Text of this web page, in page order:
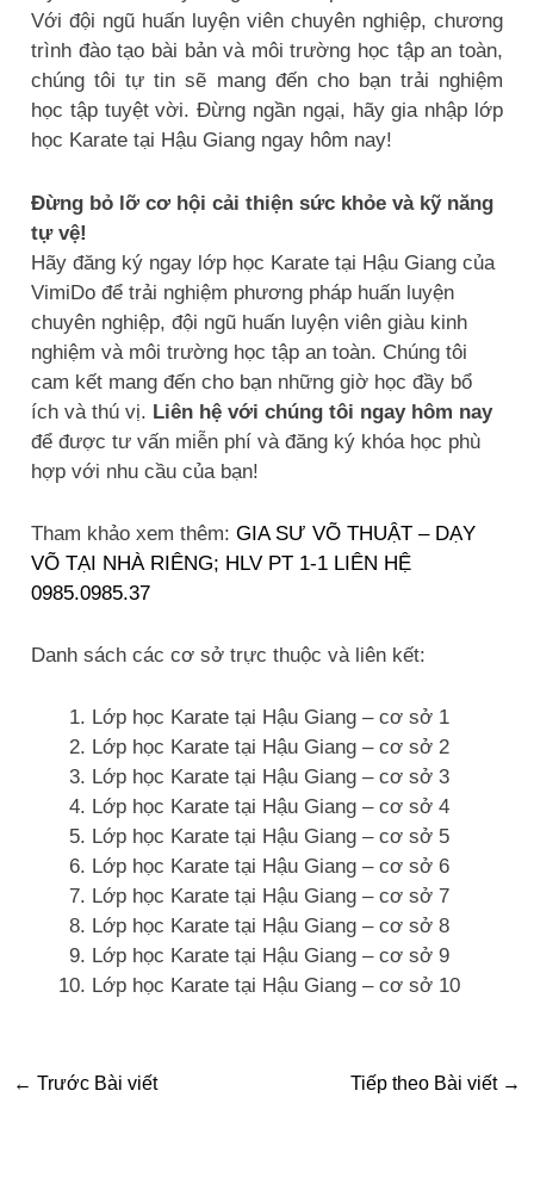
Với đội ngũ huấn luyện viên chuyên nghiệp, chương
trình đào tạo bài bản và môi trường học tập an toàn,
chúng tôi tự tin sẽ mang đến cho bạn trải nghiệm
học tập tuyệt vời. Đừng ngần ngại, hãy gia nhập lớp
học Karate tại Hậu Giang ngay hôm nay!
Đừng bỏ lỡ cơ hội cải thiện sức khỏe và kỹ năng
tự vệ!
Hãy đăng ký ngay lớp học Karate tại Hậu Giang của
VimiDo để trải nghiệm phương pháp huấn luyện
chuyên nghiệp, đội ngũ huấn luyện viên giàu kinh
nghiệm và môi trường học tập an toàn. Chúng tôi
cam kết mang đến cho bạn những giờ học đầy bổ
ích và thú vị. Liên hệ với chúng tôi ngay hôm nay
để được tư vấn miễn phí và đăng ký khóa học phù
hợp với nhu cầu của bạn!
Tham khảo xem thêm:GIA SƯ VÕ THUẬT – DẠY
VÕ TẠI NHÀ RIÊNG; HLV PT 1-1 LIÊN HỆ
0985.0985.37
Danh sách các cơ sở trực thuộc và liên kết:
Lớp học Karate tại Hậu Giang – cơ sở 1
Lớp học Karate tại Hậu Giang – cơ sở 2
Lớp học Karate tại Hậu Giang – cơ sở 3
Lớp học Karate tại Hậu Giang – cơ sở 4
Lớp học Karate tại Hậu Giang – cơ sở 5
Lớp học Karate tại Hậu Giang – cơ sở 6
Lớp học Karate tại Hậu Giang – cơ sở 7
Lớp học Karate tại Hậu Giang – cơ sở 8
Lớp học Karate tại Hậu Giang – cơ sở 9
Lớp học Karate tại Hậu Giang – cơ sở 10
← Trước Bài viết Tiếp theo Bài viết →